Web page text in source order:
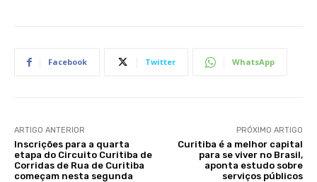
Facebook Twitter WhatsApp
ARTIGO ANTERIOR
Inscrições para a quarta
etapa do Circuito Curitiba de
Corridas de Rua de Curitiba
começam nesta segunda
PRÓXIMO ARTIGO
Curitiba é a melhor capital
para se viver no Brasil,
aponta estudo sobre
serviços públicos